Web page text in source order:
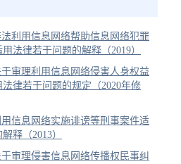
利用信息网络帮助信息网络犯罪
法律若干问题的解释（2019）
审理利用信息网络侵害人身权益
律若干问题的规定（2020年修
信息网络实施诽谤等刑事案件适
释（2013）
审理侵害信息网络传播权民事纠